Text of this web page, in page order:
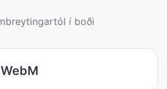
í boði